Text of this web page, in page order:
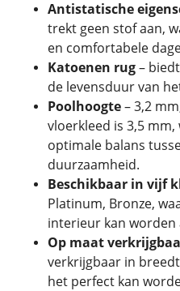
Antistatische
trekt geen stof aan,
en comfortabele
Katoenen rug–
de levensduur van
Poolhoogte– 3,2
vloerkleed is 3,5
optimale balans
duurzaamheid.
Beschikbaar in vijf
Platinum, Bronze,
interieur kan worden
Op maat
verkrijgbaar in
het perfect kan